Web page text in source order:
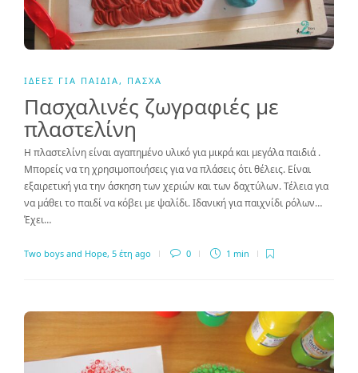
ΙΔΈΕΣ ΓΙΑ ΠΑΙΔΙΆ , ΠΆΣΧΑ
Πασχαλινές ζωγραφιές με
πλαστελίνη
Η πλαστελίνη είναι αγαπημένο υλικό για μικρά και μεγάλα παιδιά .
Μπορείς να τη χρησιμοποιήσεις για να πλάσεις ότι θέλεις. Είναι
εξαιρετική για την άσκηση των χεριών και των δαχτύλων. Τέλεια για
να μάθει το παιδί να κόβει με ψαλίδι. Ιδανική για παιχνίδι ρόλων…
Έχει…
Two boys and Hope, 5 έτη ago 0 1 min